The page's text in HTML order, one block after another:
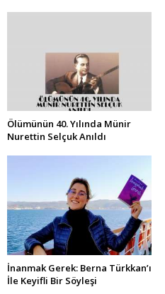
Ölümünün 40. Yılında Münir
Nurettin Selçuk Anıldı
İnanmak Gerek: Berna Türkkan’ı
İle Keyifli Bir Söyleşi